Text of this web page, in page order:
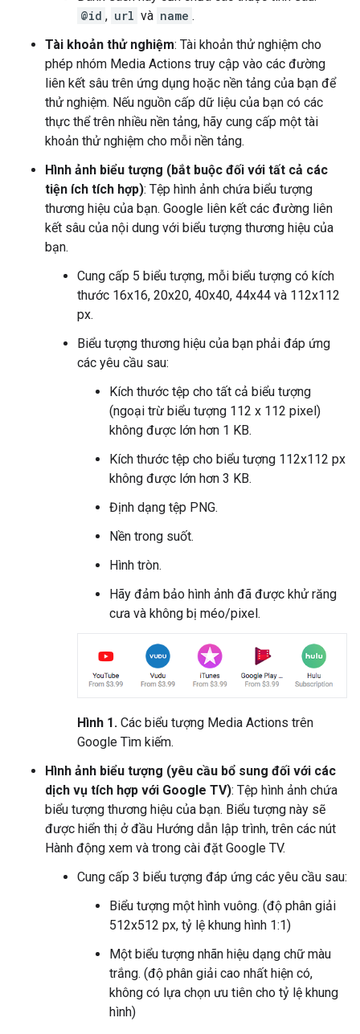
@id , url và name .
Tài khoản thử nghiệm: Tài khoản thử nghiệm cho
phép nhóm Media Actions truy cập vào các đường
liên kết sâu trên ứng dụng hoặc nền tảng của bạn để
thử nghiệm. Nếu nguồn cấp dữ liệu của bạn có các
thực thể trên nhiều nền tảng, hãy cung cấp một tài
khoản thử nghiệm cho mỗi nền tảng.
Hình ảnh biểu tượng (bắt buộc đối với tất cả các
tiện ích tích hợp): Tệp hình ảnh chứa biểu tượng
thương hiệu của bạn. Google liên kết các đường liên
kết sâu của nội dung với biểu tượng thương hiệu của
bạn.
Cung cấp 5 biểu tượng, mỗi biểu tượng có kích
thước 16x16, 20x20, 40x40, 44x44 và 112x112
px.
Biểu tượng thương hiệu của bạn phải đáp ứng
các yêu cầu sau:
Kích thước tệp cho tất cả biểu tượng
(ngoại trừ biểu tượng 112 x 112 pixel)
không được lớn hơn 1 KB.
Kích thước tệp cho biểu tượng 112x112 px
không được lớn hơn 3 KB.
Định dạng tệp PNG.
Nền trong suốt.
Hình tròn.
Hãy đảm bảo hình ảnh đã được khử răng
cưa và không bị méo/pixel.
Hình 1. Các biểu tượng Media Actions trên
Google Tìm kiếm.
Hình ảnh biểu tượng (yêu cầu bổ sung đối với các
dịch vụ tích hợp với Google TV): Tệp hình ảnh chứa
biểu tượng thương hiệu của bạn. Biểu tượng này sẽ
được hiển thị ở đầu Hướng dẫn lập trình, trên các nút
Hành động xem và trong cài đặt Google TV.
Cung cấp 3 biểu tượng đáp ứng các yêu cầu sau:
Biểu tượng một hình vuông. (độ phân giải
512x512 px, tỷ lệ khung hình 1:1)
Một biểu tượng nhãn hiệu dạng chữ màu
trắng. (độ phân giải cao nhất hiện có,
không có lựa chọn ưu tiên cho tỷ lệ khung
hình)